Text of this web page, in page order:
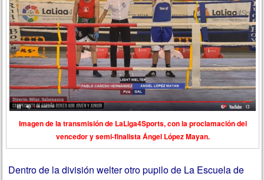
Imagen de la transmisión de LaLiga4Sports, con la proclamación del
vencedor y semi-finalista Ángel López Mayan.
Dentro de la división welter otro pupilo de La Escuela de